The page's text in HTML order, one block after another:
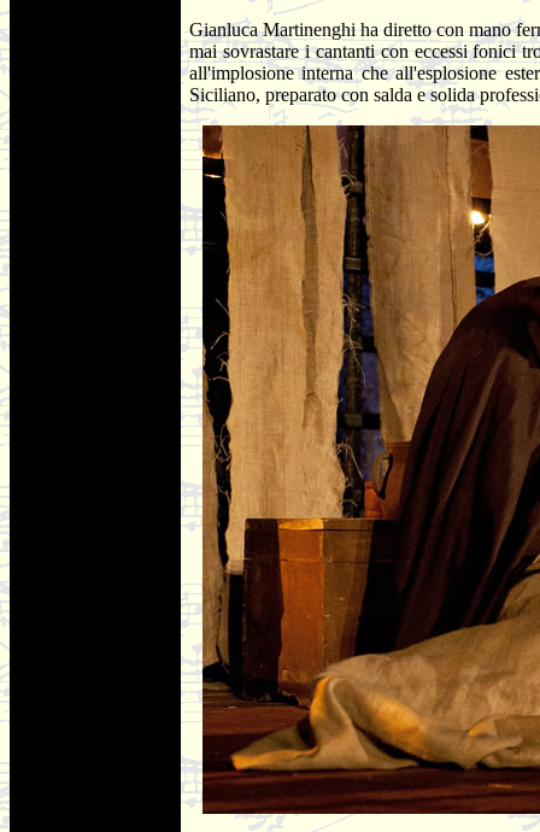
Gianluca Martinenghi ha diretto con mano
mai sovrastare i cantanti con eccessi fonici
all'implosione interna che all'esplosione
Siciliano, preparato con salda e solida